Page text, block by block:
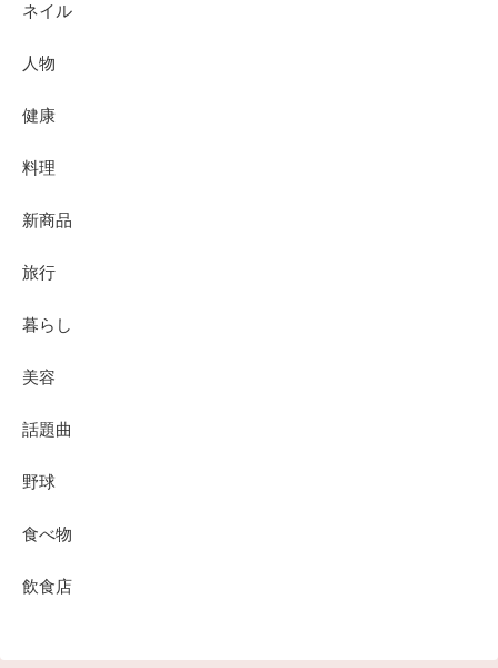
ネイル
人物
健康
料理
新商品
旅行
暮らし
美容
話題曲
野球
食べ物
飲食店